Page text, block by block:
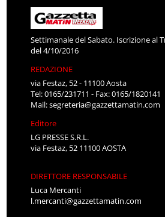
Settimanale del Sabato. Iscrizione al
del 4/10/2016
REDAZIONE
via Festaz, 52 - 11100 Aosta
Tel: 0165/231711 - Fax: 0165/1820141
Mail:segreteria@gazzettamatin.com
Editore
LG PRESSE S.R.L.
via Festaz, 52 11100 AOSTA
DIRETTORE RESPONSABILE
Luca Mercanti
l.mercanti@gazzettamatin.com